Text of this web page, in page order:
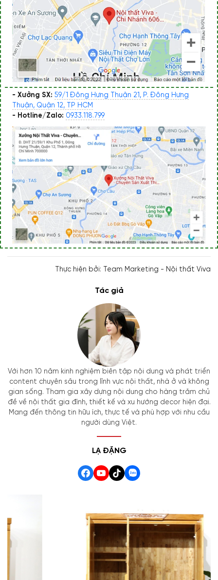
- Xưởng SX: 59/1 Đông Hưng Thuận 21, P. Đông Hưng
Thuận, Quận 12, TP HCM
- Hotline/Zalo: 0933.118.799
Thực hiện bởi: Team Marketing - Nội thất Viva
Tác giả
Với hơn 10 năm kinh nghiệm biên tập nội dung và phát triển
content chuyên sâu trong lĩnh vực nội thất, nhà ở và không
gian sống. Tham gia xây dựng nội dung cho hàng trăm chủ
đề về nội thất gia đình, thiết kế và xu hướng decor hiện đại.
Mang đến thông tin hữu ích, thực tế và phù hợp với nhu cầu
người dùng Việt.
LẠ ĐẶNG